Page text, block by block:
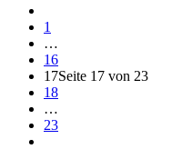
1
…
16
17Seite 17 von 23
18
…
23